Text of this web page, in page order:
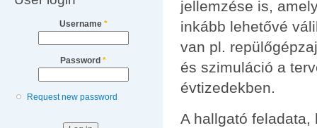
Username *
Password *
Request new password
jellemzése is,
inkább lehetővé
van pl.
és szimuláció a
évtizedekben.
A hallgató